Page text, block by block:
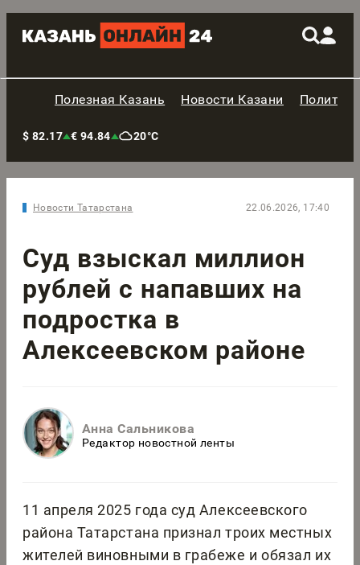
Полезная Казань Новости Казани
$ 82.17 € 94.84 20°C
Новости Татарстана 22.06.2026, 17:40
Суд взыскал миллион
рублей с напавших на
подростка в
Алексеевском районе
Анна Сальникова
Редактор новостной ленты
11 апреля 2025 года суд Алексеевского
района Татарстана признал троих местных
жителей виновными в грабеже и обязал их